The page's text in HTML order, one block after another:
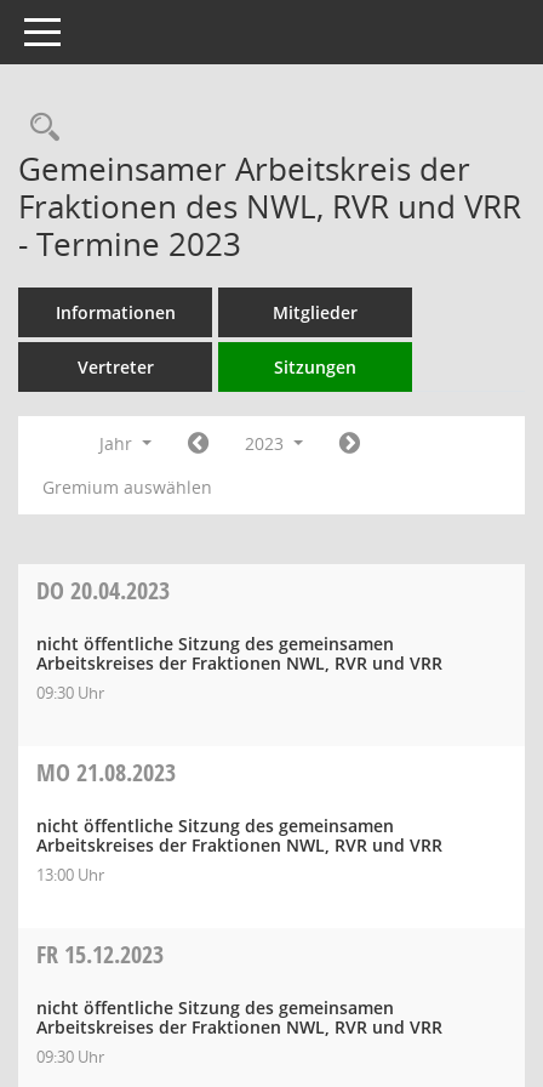
Toggle navigation
Rechercheauswahl
Gemeinsamer Arbeitskreis der
Fraktionen des NWL, RVR und VRR
- Termine 2023
Informationen Mitglieder
Vertreter Sitzungen
Jahr
2023
Gremium auswählen
DO 20.04.2023
nicht öffentliche Sitzung des gemeinsamen
Arbeitskreises der Fraktionen NWL, RVR und VRR
09:30 Uhr
MO 21.08.2023
nicht öffentliche Sitzung des gemeinsamen
Arbeitskreises der Fraktionen NWL, RVR und VRR
13:00 Uhr
FR 15.12.2023
nicht öffentliche Sitzung des gemeinsamen
Arbeitskreises der Fraktionen NWL, RVR und VRR
09:30 Uhr